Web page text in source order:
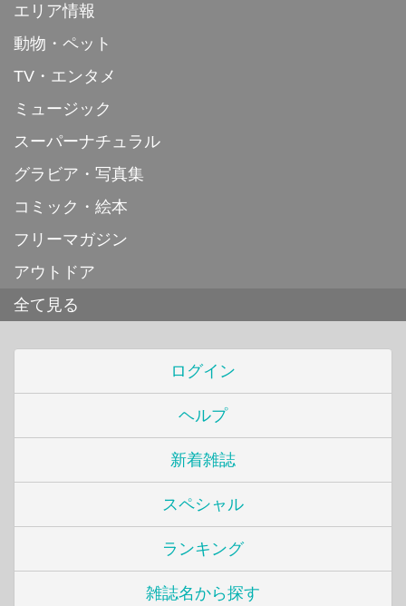
エリア情報
動物・ペット
TV・エンタメ
ミュージック
スーパーナチュラル
グラビア・写真集
コミック・絵本
フリーマガジン
アウトドア
全て見る
ログイン
ヘルプ
新着雑誌
スペシャル
ランキング
雑誌名から探す